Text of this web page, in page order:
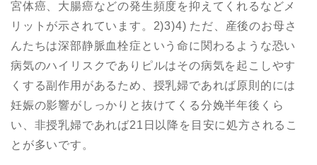
宮体癌、大腸癌などの発生頻度を抑えてくれるなどメ
リットが示されています。2)3)4) ただ、産後のお母さ
んたちは深部静脈血栓症という命に関わるような恐い
病気のハイリスクでありピルはその病気を起こしやす
くする副作用があるため、授乳婦であれば原則的には
妊娠の影響がしっかりと抜けてくる分娩半年後くら
い、非授乳婦であれば21日以降を目安に処方されるこ
とが多いです。